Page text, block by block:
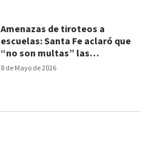
8 de Mayo de 2026
Amenazas de tiroteos a
escuelas: Santa Fe aclaró que
“no son multas” las
intimaciones millonarias por